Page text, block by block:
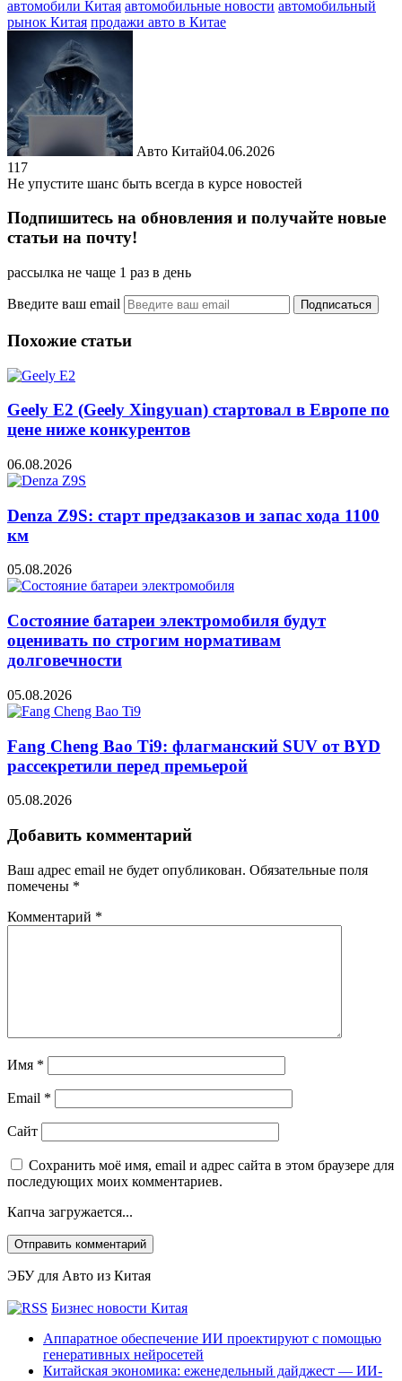
автомобили Китая автомобильные новости автомобильный
рынок Китая продажи авто в Китае
Авто Китай04.06.2026
117
Не упустите шанс быть всегда в курсе новостей
Подпишитесь на обновления и получайте новые
статьи на почту!
рассылка не чаще 1 раз в день
Введите ваш email
Похожие статьи
Geely E2 (Geely Xingyuan) стартовал в Европе по
цене ниже конкурентов
06.08.2026
Denza Z9S: старт предзаказов и запас хода 1100
км
05.08.2026
Состояние батареи электромобиля будут
оценивать по строгим нормативам
долговечности
05.08.2026
Fang Cheng Bao Ti9: флагманский SUV от BYD
рассекретили перед премьерой
05.08.2026
Добавить комментарий
Ваш адрес email не будет опубликован. Обязательные поля
помечены *
Комментарий *
Имя *
Email *
Сайт
Сохранить моё имя, email и адрес сайта в этом браузере для
последующих моих комментариев.
Капча загружается...
ЭБУ для Авто из Китая
Бизнес новости Китая
Аппаратное обеспечение ИИ проектируют с помощью
генеративных нейросетей
Китайская экономика: еженедельный дайджест — ИИ-